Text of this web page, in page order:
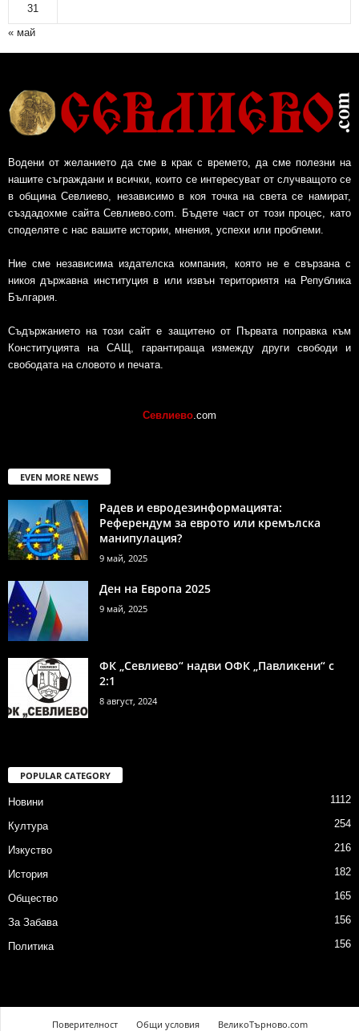
31
« май
Водени от желанието да сме в крак с времето, да сме полезни на
нашите съграждани и всички, които се интересуват от случващото се
в община Севлиево, независимо в коя точка на света се намират,
създадохме сайта Севлиево.com. Бъдете част от този процес, като
споделяте с нас вашите истории, мнения, успехи или проблеми.
Ние сме независима издателска компания, която не е свързана с
никоя държавна институция в или извън териториятя на Република
България.
Съдържанието на този сайт е защитено от Първата поправка към
Конституцията на САЩ, гарантираща измежду други свободи и
свободата на словото и печата.
Севлиево .com
EVEN MORE NEWS
Радев и евродезинформацията:
Референдум за еврото или кремълска
манипулация?
9 май, 2025
Ден на Европа 2025
9 май, 2025
ФК „Севлиево“ надви ОФК „Павликени“ с
2:1
8 август, 2024
POPULAR CATEGORY
Новини 1112
Култура 254
Изкуство 216
История 182
Общество 165
За Забава 156
Политика 156
Поверителност Общи условия ВеликоТърново.com